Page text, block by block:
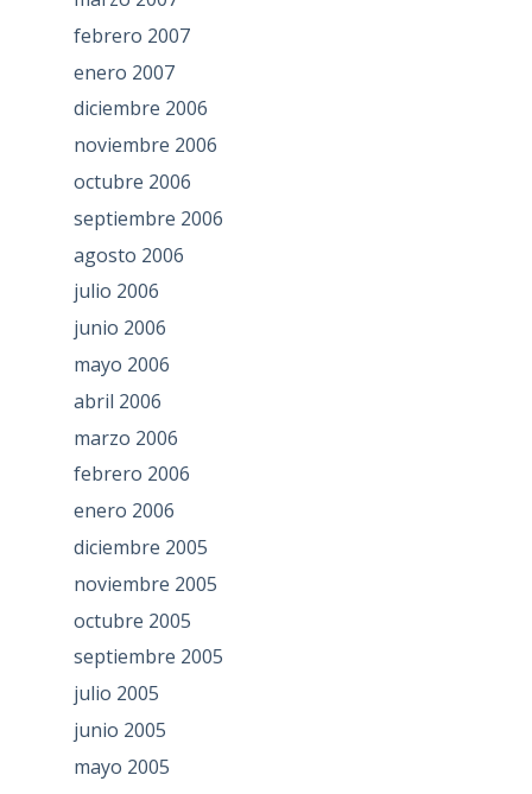
febrero 2007
enero 2007
diciembre 2006
noviembre 2006
octubre 2006
septiembre 2006
agosto 2006
julio 2006
junio 2006
mayo 2006
abril 2006
marzo 2006
febrero 2006
enero 2006
diciembre 2005
noviembre 2005
octubre 2005
septiembre 2005
julio 2005
junio 2005
mayo 2005